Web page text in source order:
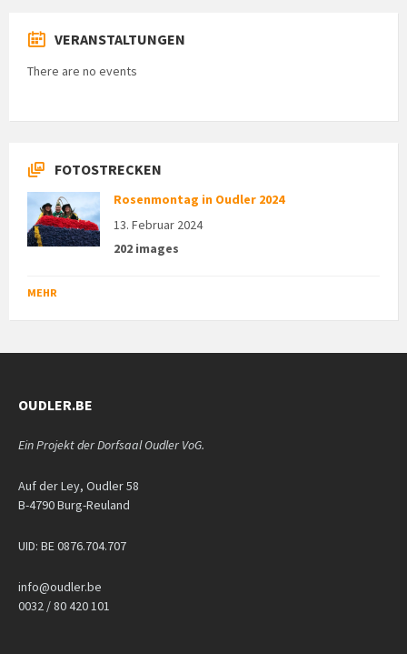
VERANSTALTUNGEN
There are no events
FOTOSTRECKEN
Rosenmontag in Oudler 2024
13. Februar 2024
202 images
MEHR
OUDLER.BE
Ein Projekt der Dorfsaal Oudler VoG.
Auf der Ley, Oudler 58
B-4790 Burg-Reuland
UID: BE 0876.704.707
info@oudler.be
0032 / 80 420 101